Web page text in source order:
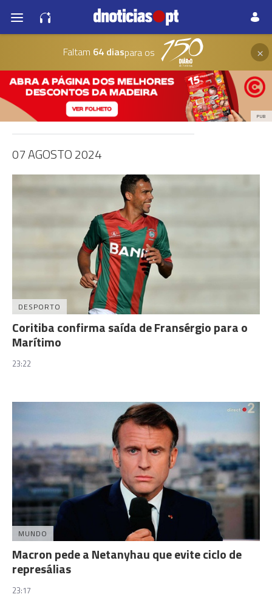
Faltam 64 diaspara os ×
PUB
07 AGOSTO 2024
DESPORTO
Coritiba confirma saída de Fransérgio para o
Marítimo
23:22
MUNDO
Macron pede a Netanyhau que evite ciclo de
represálias
23:17